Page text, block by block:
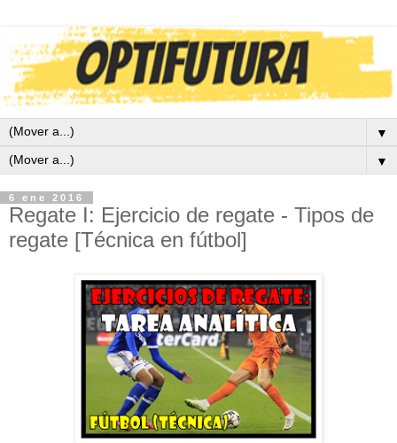
▼
▼
6 ene 2016
Regate I: Ejercicio de regate - Tipos de
regate [Técnica en fútbol]